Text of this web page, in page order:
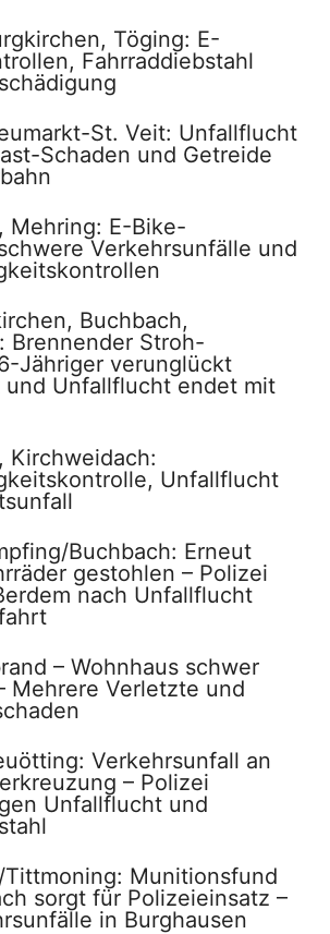
Töging: E-
Fahrraddiebstahl
St. Veit: Unfallflucht
Schaden und Getreide
Mehring: E-Bike-
Verkehrsunfälle und
Buchbach,
Brennender Stroh-
Jähriger verunglückt
und Unfallflucht endet mit
Kirchweidach:
Unfallflucht
Buchbach: Erneut
gestohlen – Polizei
nach Unfallflucht
– Wohnhaus schwer
Mehrere Verletzte und
Verkehrsunfall an
– Polizei
Unfallflucht und
Tittmoning: Munitionsfund
sorgt für Polizeieinsatz –
in Burghausen